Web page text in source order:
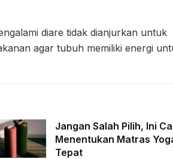
diare tidak dianjurkan untuk
agar tubuh memiliki energi
Jangan Salah Pilih, Ini
Menentukan Matras
Tepat